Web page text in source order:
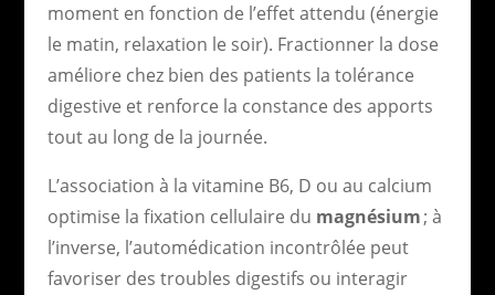
moment en fonction de l’effet attendu (énergie
le matin, relaxation le soir). Fractionner la dose
améliore chez bien des patients la tolérance
digestive et renforce la constance des apports
tout au long de la journée.
L’association à la vitamine B6, D ou au calcium
optimise la fixation cellulaire du magnésium; à
l’inverse, l’automédication incontrôlée peut
favoriser des troubles digestifs ou interagir